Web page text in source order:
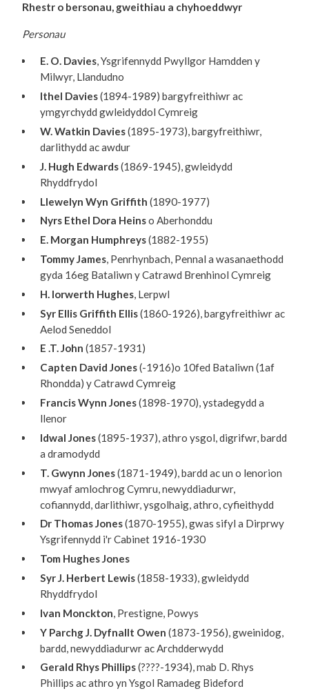
Rhestr o bersonau, gweithiau a chyhoeddwyr
Personau
E. O. Davies, Ysgrifennydd Pwyllgor Hamdden y
Milwyr, Llandudno
Ithel Davies(1894-1989) bargyfreithiwr ac
ymgyrchydd gwleidyddol Cymreig
W. Watkin Davies(1895-1973), bargyfreithiwr,
darlithydd ac awdur
J. Hugh Edwards(1869-1945), gwleidydd
Rhyddfrydol
Llewelyn Wyn Griffith (1890-1977)
Nyrs Ethel Dora Heinso Aberhonddu
E. Morgan Humphreys(1882-1955)
Tommy James, Penrhynbach, Pennal a wasanaethodd
gyda 16eg Bataliwn y Catrawd Brenhinol Cymreig
H. Iorwerth Hughes, Lerpwl
Syr Ellis Griffith Ellis(1860-1926), bargyfreithiwr ac
Aelod Seneddol
E .T. John (1857-1931)
Capten David Jones(-1916)o 10fed Bataliwn (1af
Rhondda) y Catrawd Cymreig
Francis Wynn Jones(1898-1970), ystadegydd a
llenor
Idwal Jones(1895-1937), athro ysgol, digrifwr, bardd
a dramodydd
T. Gwynn Jones(1871-1949), bardd ac un o lenorion
mwyaf amlochrog Cymru, newyddiadurwr,
cofiannydd, darlithiwr, ysgolhaig, athro, cyfieithydd
Dr Thomas Jones(1870-1955), gwas sifyl a Dirprwy
Ysgrifennydd i'r Cabinet 1916-1930
Tom Hughes Jones
Syr J. Herbert Lewis(1858-1933), gwleidydd
Rhyddfrydol
Ivan Monckton, Prestigne, Powys
Y Parchg J. Dyfnallt Owen (1873-1956), gweinidog,
bardd, newyddiadurwr ac Archdderwydd
Gerald Rhys Phillips(????-1934), mab D. Rhys
Phillips ac athro yn Ysgol Ramadeg Bideford